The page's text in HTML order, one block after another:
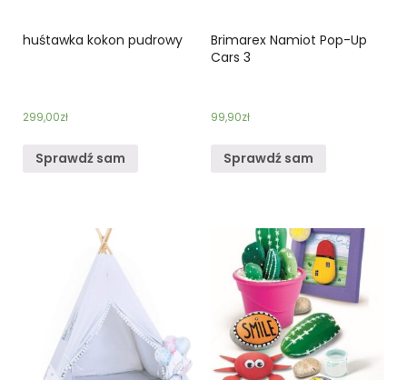
huśtawka kokon pudrowy
299,00zł
Sprawdź sam
Brimarex Namiot Pop-Up
Cars 3
99,90zł
Sprawdź sam